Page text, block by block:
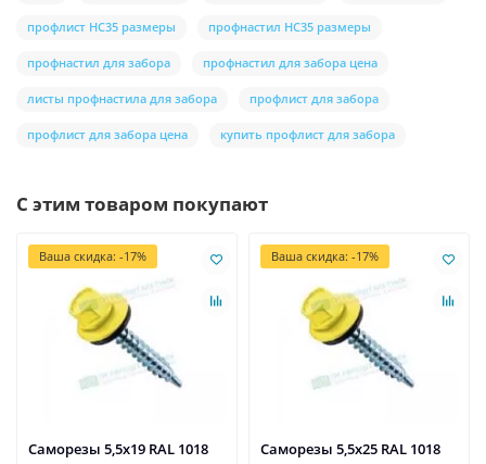
профлист НС35 размеры профнастил НС35 размеры
профнастил для забора профнастил для забора цена
листы профнастила для забора профлист для забора
профлист для забора цена купить профлист для забора
С этим товаром покупают
Ваша скидка: -17%
Саморезы 5,5х19 RAL 1018
Ваша скидка: -17%
Саморезы 5,5х25 RAL 1018